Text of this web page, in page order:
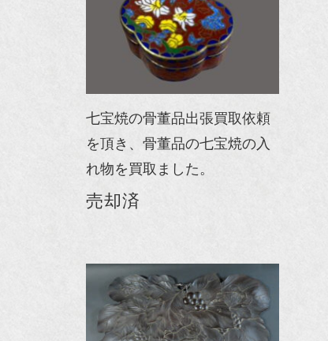
七宝焼の骨董品出張買取依頼
を頂き、骨董品の七宝焼の入
れ物を買取ました。
売却済